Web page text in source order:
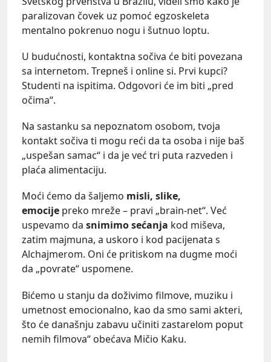
paralizovan čovek uz pomoć egzoskeleta
mentalno pokrenuo nogu i šutnuo loptu.
U budućnosti, kontaktna sočiva će biti povezana
sa internetom. Trepneš i online si. Prvi kupci?
Studenti na ispitima. Odgovori će im biti „pred
očima“.
Na sastanku sa nepoznatom osobom, tvoja
kontakt sočiva ti mogu reći da ta osoba i nije baš
„uspešan samac“ i da je već tri puta razveden i
plaća alimentaciju.
Moći ćemo da šaljemo misli, slike,
emocije preko mreže – pravi „brain-net“. Već
uspevamo da snimimo sećanja kod miševa,
zatim majmuna, a uskoro i kod pacijenata s
Alchajmerom. Oni će pritiskom na dugme moći
da „povrate“ uspomene.
Bićemo u stanju da doživimo filmove, muziku i
umetnost emocionalno, kao da smo sami akteri,
što će današnju zabavu učiniti zastarelom poput
nemih filmova“ obećava Mičio Kaku.